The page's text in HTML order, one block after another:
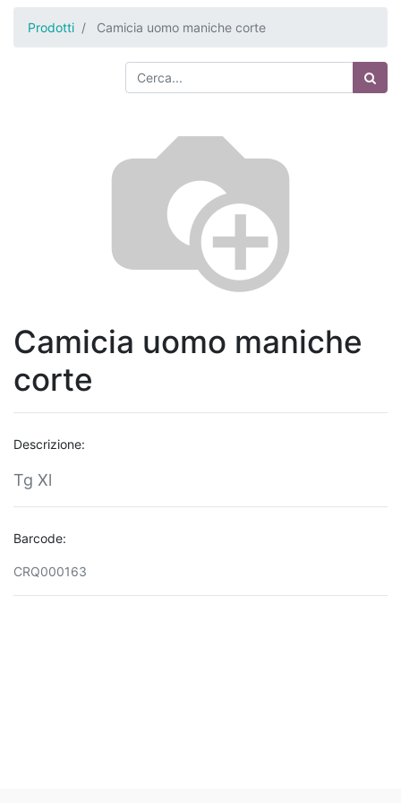
Prodotti Camicia uomo maniche corte
Camicia uomo maniche
corte
Descrizione:
Tg Xl
Barcode:
CRQ000163